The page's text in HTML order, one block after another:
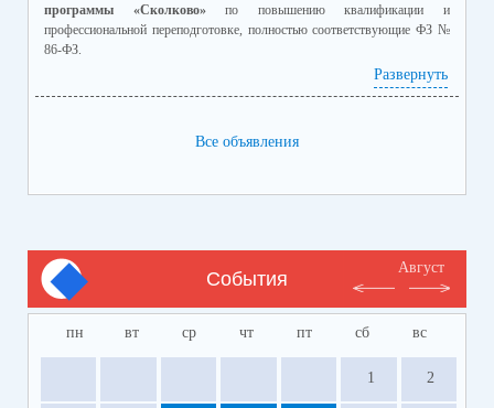
программы «Сколково»по повышению квалификации и
профессиональной переподготовке, полностью соответствующие ФЗ №
86-ФЗ.
Ознакомиться с программами и ценами можно в
приложенном файле.
Развернуть
Все объявления
События
Август
пн вт ср чт пт сб вс
1 2